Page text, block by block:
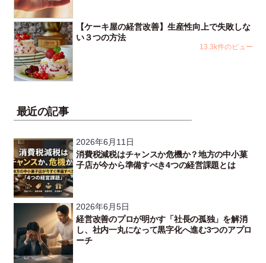
【ケーキ屋の経営改善】生産性向上で失敗しな
い３つの方法
13.3k件のビュー
最近の記事
2026年6月11日
消費税減税はチャンスか危機か？地方の中小菓
子店が今から準備すべき4つの経営課題とは
2026年6月5日
経営改善のプロが明かす「社長の孤独」を解消
し、社内一丸になって黒字化へ進む3つのアプロ
ーチ